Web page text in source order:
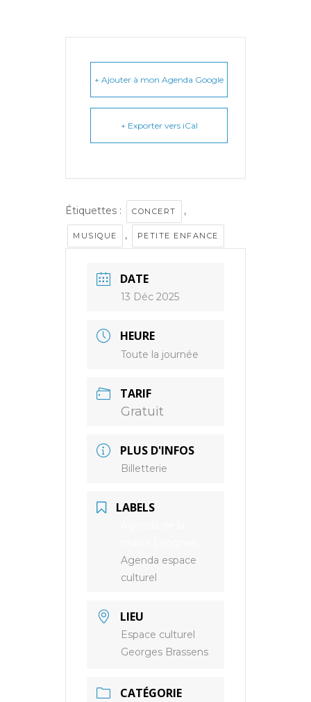
+ Ajouter à mon Agenda Google
+ Exporter vers iCal
Étiquettes : CONCERT ,
MUSIQUE , PETITE ENFANCE
DATE
13 Déc 2025
HEURE
Toute la journée
TARIF
Gratuit
PLUS D'INFOS
Billetterie
LABELS
Agenda espace
culturel
LIEU
Espace culturel
Georges Brassens
CATÉGORIE